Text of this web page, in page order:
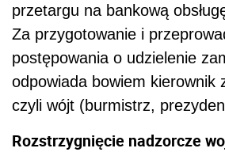
przetargu na bankową
Za przygotowanie i
postępowania o udzielenie
odpowiada bowiem kierownik
czyli wójt (burmistrz,
Rozstrzygnięcie nadzorcze